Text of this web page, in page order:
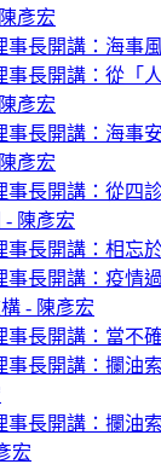
彥宏
事長開講：海事
事長開講：從「
彥宏
事長開講：海事
彥宏
事長開講：從四
- 陳彥宏
事長開講：相忘
事長開講：疫情
- 陳彥宏
事長開講：當不
事長開講：攔油
事長開講：攔油
宏